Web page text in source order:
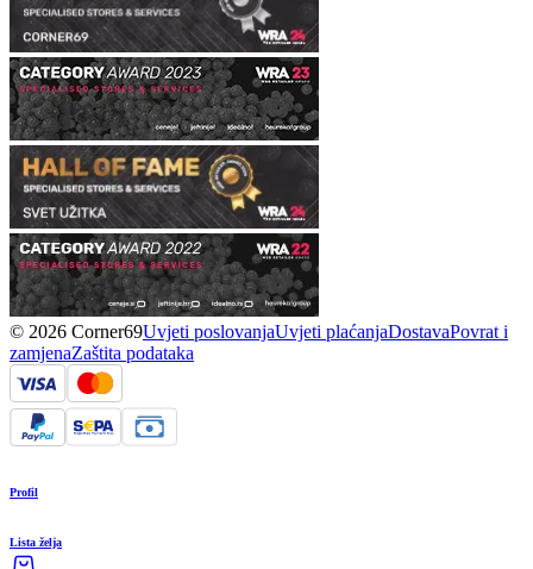
© 2026 Corner69Uvjeti poslovanjaUvjeti plaćanjaDostavaPovrat i
zamjenaZaštita podataka
Profil
Lista želja